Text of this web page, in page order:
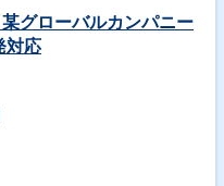
グローバルカンパニー
対応